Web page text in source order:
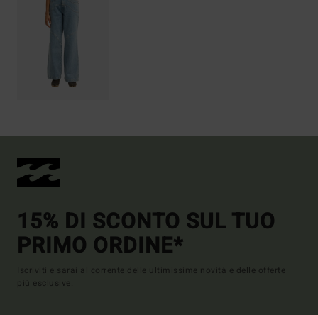
15% DI SCONTO SUL TUO
PRIMO ORDINE*
Iscriviti e sarai al corrente delle ultimissime novità e delle offerte
più esclusive.